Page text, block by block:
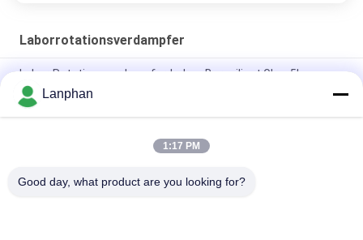
Laborrotationsverdampfer
Labor-Rotationsverdampfer-hohes Borosilicat Glas-5L
Laborrotationsverdampfer-Vakuumkristallisator Evaporatore
CBD Distillar
rotovap 2l mini alcohol distillator glass vertical tube
Lanphan
1:17 PM
Good day, what product are you looking for?